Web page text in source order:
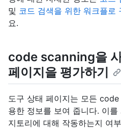
및 코드 검색을 위한 워크플로
요.
code scanning을
페이지을 평가하기
도구 상태 페이지는 모든
용한 정보를 보여 줍니다. 이
지토리에 대해 작동하는지 여